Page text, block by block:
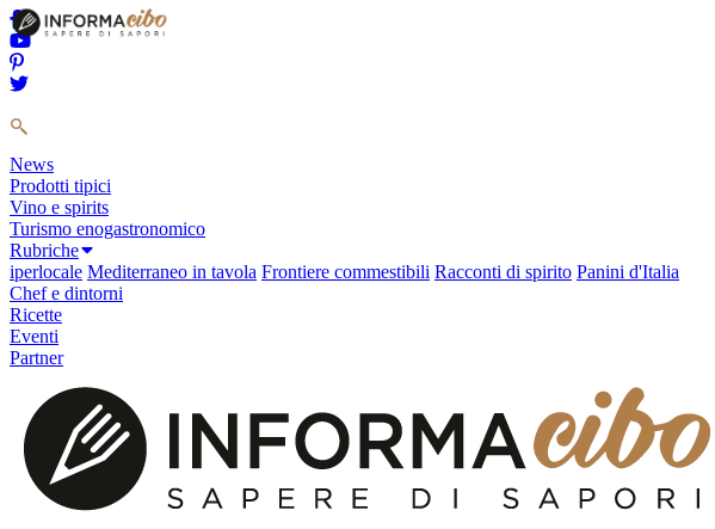
News
Prodotti tipici
Vino e spirits
Turismo enogastronomico
Rubriche
iperlocale Mediterraneo in tavola Frontiere commestibili Racconti di spirito Panini d'Italia
Chef e dintorni
Ricette
Eventi
Partner